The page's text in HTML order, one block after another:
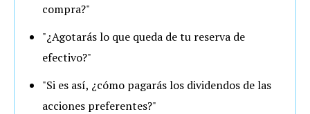
compra?"
"¿Agotarás lo que queda de tu reserva de
efectivo?"
"Si es así, ¿cómo pagarás los dividendos de las
acciones preferentes?"